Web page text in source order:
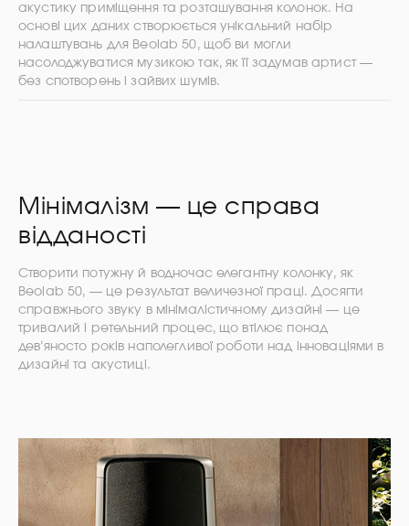
акустику приміщення та розташування колонок. На
основі цих даних створюється унікальний набір
налаштувань для Beolab 50, щоб ви могли
насолоджуватися музикою так, як її задумав артист —
без спотворень і зайвих шумів.
Мінімалізм — це справа
відданості
Створити потужну й водночас елегантну колонку, як
Beolab 50, — це результат величезної праці. Досягти
справжнього звуку в мінімалістичному дизайні — це
тривалий і ретельний процес, що втілює понад
дев’яносто років наполегливої роботи над інноваціями в
дизайні та акустиці.